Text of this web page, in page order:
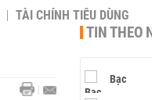
TÀI CHÍNH TIÊU DÙNG
TIN THEO
Bạc